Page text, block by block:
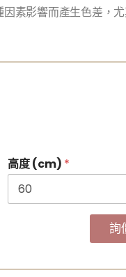
素影響而產生色差，
高度 (cm) *
詢